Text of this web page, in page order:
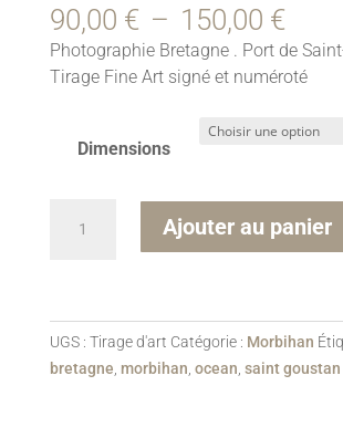
90,00 € – 150,00 €Plage
de
prix :
à
Photographie Bretagne . Port de
Tirage Fine Art signé et numéroté
Dimensions
Saint-
Goustan
Ajouter au panier
UGS : Tirage d'art Catégorie : Morbihan
bretagne morbihan ocean saint goustan